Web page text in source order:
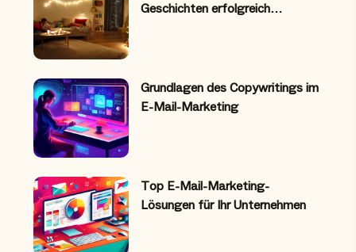
Geschichten erfolgreich…
Grundlagen des Copywritings im
E-Mail-Marketing
Top E-Mail-Marketing-
Lösungen für Ihr Unternehmen